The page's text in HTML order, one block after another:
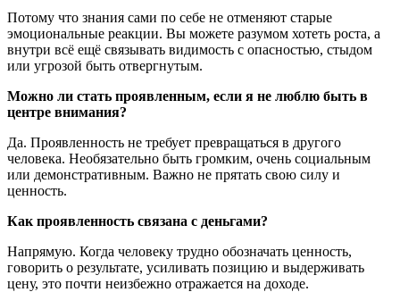
Потому что знания сами по себе не отменяют старые
эмоциональные реакции. Вы можете разумом хотеть роста, а
внутри всё ещё связывать видимость с опасностью, стыдом
или угрозой быть отвергнутым.
Можно ли стать проявленным, если я не люблю быть в
центре внимания?
Да. Проявленность не требует превращаться в другого
человека. Необязательно быть громким, очень социальным
или демонстративным. Важно не прятать свою силу и
ценность.
Как проявленность связана с деньгами?
Напрямую. Когда человеку трудно обозначать ценность,
говорить о результате, усиливать позицию и выдерживать
цену, это почти неизбежно отражается на доходе.